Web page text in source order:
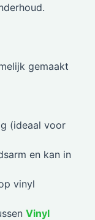
gemaakt
(ideaal voor
en kan in
vinyl
Vinyl